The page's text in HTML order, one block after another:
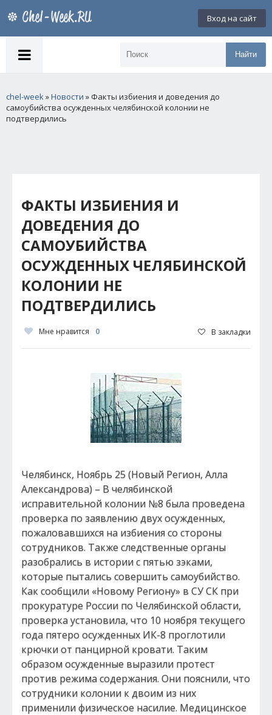
Вход на сайт
Найти
chel-week»Новости » Факты избиения и доведения до
самоубийства осужденных челябинской колонии не
подтвердились
ФАКТЫ ИЗБИЕНИЯ И
ДОВЕДЕНИЯ ДО
САМОУБИЙСТВА
ОСУЖДЕННЫХ ЧЕЛЯБИНСКОЙ
КОЛОНИИ НЕ
ПОДТВЕРДИЛИСЬ
Мне нравится 0 В закладки
Челябинск, Ноябрь 25 (Новый Регион, Алла
Александрова) – В челябинской
исправительной колонии №8 была проведена
проверка по заявлению двух осужденных,
пожаловавшихся на избиения со стороны
сотрудников. Также следственные органы
разобрались в истории с пятью зэками,
которые пытались совершить самоубийство.
Как сообщили «Новому Региону» в СУ СК при
прокуратуре России по Челябинской области,
проверка установила, что 10 ноября текущего
года пятеро осужденных ИК-8 проглотили
крючки от панцирной кровати. Таким
образом осужденные выразили протест
против режима содержания. Они пояснили, что
сотрудники колонии к двоим из них
применили физическое насилие. Медицинское